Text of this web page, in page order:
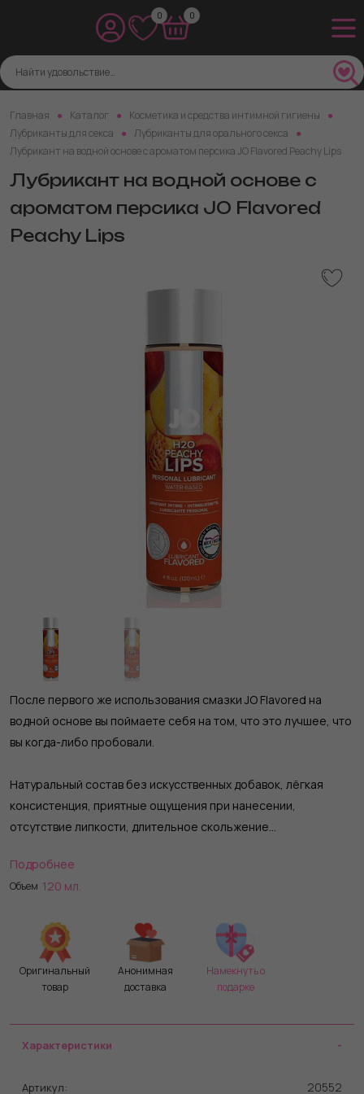
0 0
Главная Каталог
Косметика и средства интимной гигиены
Лубриканты для секса
Лубриканты для орального секса
Лубрикант на водной основе с ароматом персика JO Flavored Peachy Lips
Лубрикант на водной основе с
ароматом персика JO Flavored
Peachy Lips
После первого же использования смазки JO Flavored на
водной основе вы поймаете себя на том, что это лучшее, что
вы когда-либо пробовали.
Натуральный состав без искусственных добавок, лёгкая
консистенция, приятные ощущения при нанесении,
отсутствие липкости, длительное скольжение…
Добавьте к этому будоражащий аромат персика, чтобы
понять – этот лубрикант совершенен!
Подробнее
Объем 120 мл.
Оригинальный
товар
Анонимная
доставка
Намекнуть о
подарке
Характеристики
Артикул: 20552